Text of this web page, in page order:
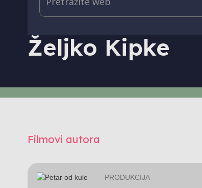
PRODUKCIJA I DISTRIBUCIJA - AUTORI
Željko Kipke
Filmovi autora
PRODUKCIJA